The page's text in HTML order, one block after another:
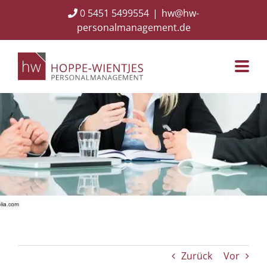
0 5451 5499554 | hw@hw-
personalmanagement.de
Zurück Vor